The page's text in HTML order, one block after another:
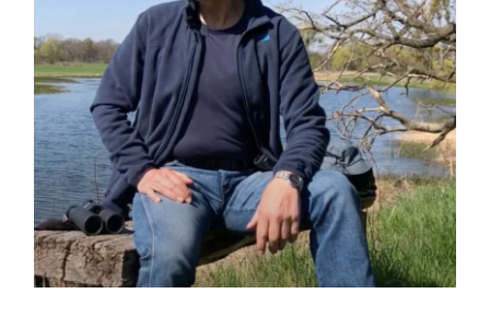
Pressemitteilung und
Einladung zu „Die Zukunft
liegt dem Land!“